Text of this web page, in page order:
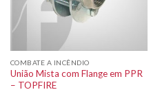
COMBATE A INCÊNDIO
União Mista com Flange em PPR
– TOPFIRE